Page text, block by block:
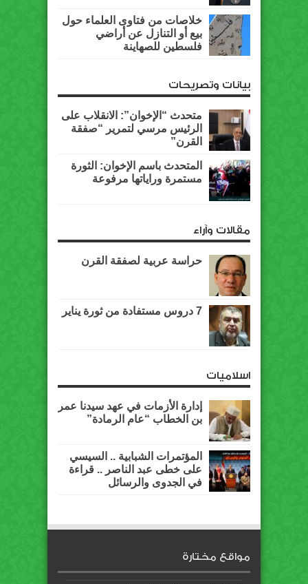
خلاصات من فتاوى العلماء حول
بيع أو التنازل عن أراضي
فلسطين للصهاينة
بيانات وتصريحات
متحدث “الإخوان”: الانقلاب على
الرئيس مرسي لتمرير “صفقة
القرن”
المتحدث باسم الإخوان: الثورة
مستمرة وراياتها مرفوعة
مقالات وآراء
حراسة عربية لصفقة القرن
7 دروس مستفادة من ثورة يناير
اسلاميات
إدارة الأزمات في عهد سيدنا عمر
بن الخطاب “عام الرمادة”
المؤتمرات الشبابية .. السيسي
على خطى عبد الناصر .. قراءة
في الجدوى والرسائل
مواقع مختارة